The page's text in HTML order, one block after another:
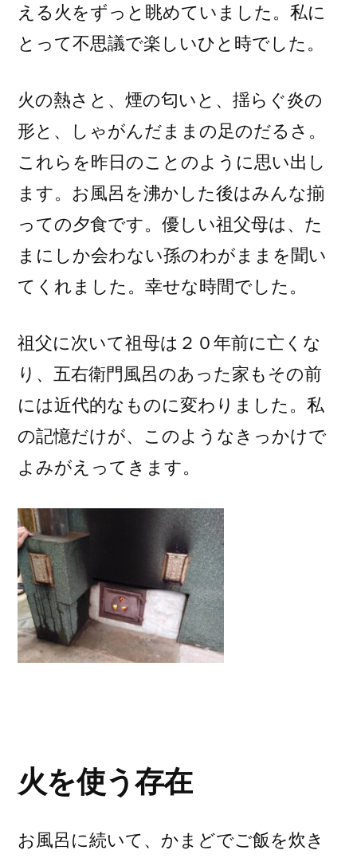
える火をずっと眺めていました。私に
とって不思議で楽しいひと時でした。
火の熱さと、煙の匂いと、揺らぐ炎の
形と、しゃがんだままの足のだるさ。
これらを昨日のことのように思い出し
ます。お風呂を沸かした後はみんな揃
っての夕食です。優しい祖父母は、た
まにしか会わない孫のわがままを聞い
てくれました。幸せな時間でした。
祖父に次いて祖母は２０年前に亡くな
り、五右衛門風呂のあった家もその前
には近代的なものに変わりました。私
の記憶だけが、このようなきっかけで
よみがえってきます。
火を使う存在
お風呂に続いて、かまどでご飯を炊き